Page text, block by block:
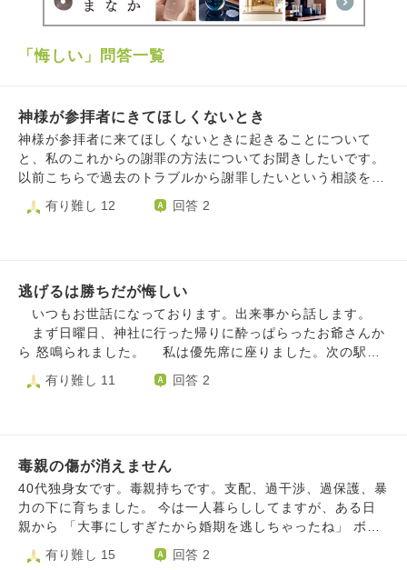
「悔しい」問答一覧
神様が参拝者にきてほしくないとき
神様が参拝者に来てほしくないときに起きることについて
と、私のこれからの謝罪の方法についてお聞きしたいです。
以前こちらで過去のトラブルから謝罪したいという相談をし
た時にお寺にいって謝罪しなさいという風にアドバイスをい
ただきました。 それから毎朝通っているのですが、最近You
うものなのですが、当時これらの出来事が起きても「近所の
猫がしとめたのかな」と思ったり、私の不注意でスマホを落
として画面が割れてしまった、と思っていました。 しかし
今日デカい蝮のような蛇が胴体からぶつ切りにされたものが
けてもいいのだろうか？と思いました。 謝罪をすることに
けにもいかず、これからどうやって謝罪し続けていけばいい
かわかりません。 これからの対応をおしえてください。
有り難し 12 回答 2
逃げるは勝ちだが悔しい
いつもお世話になっております。出来事から話します。
まず日曜日、神社に行った帰りに酔っぱらったお爺さんか
ら 怒鳴られました。 私は優先席に座りました。次の駅で
私の右隣に座ったお客様が 立たれてひとつ置いて隣に座っ
たおじいさんの手元が見えました。 在来線の優先席で、
きます。 次で私の降りる駅に着いたので、優先席近くの
ドアの前に立ったら やはり私を凝視しています。危険を察
知して遠くのドアの前に逃げたら 「なんだ、ばか女」 と怒
鳴られました。 この事は警察官の方と駅員さんに報告
たら、車内で110番して。 降りた駅の所轄の警察官がホーム
有り難し 11 回答 2
毒親の傷が消えません
40代独身女です。毒親持ちです。支配、過干渉、過保護、暴
力の下に育ちました。 今は一人暮らししてますが、ある日
親から 「大事にしすぎたから婚期を逃しちゃったね」 ボソ
ッと呟かれ、唖然としました。気が変になりそうでした。
ああ本当にクソ親なんだなと思いました。両親共に私が楽し
有り難し 15 回答 2